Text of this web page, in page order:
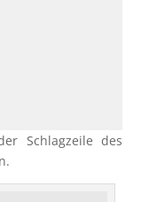
Schlag­zeile des